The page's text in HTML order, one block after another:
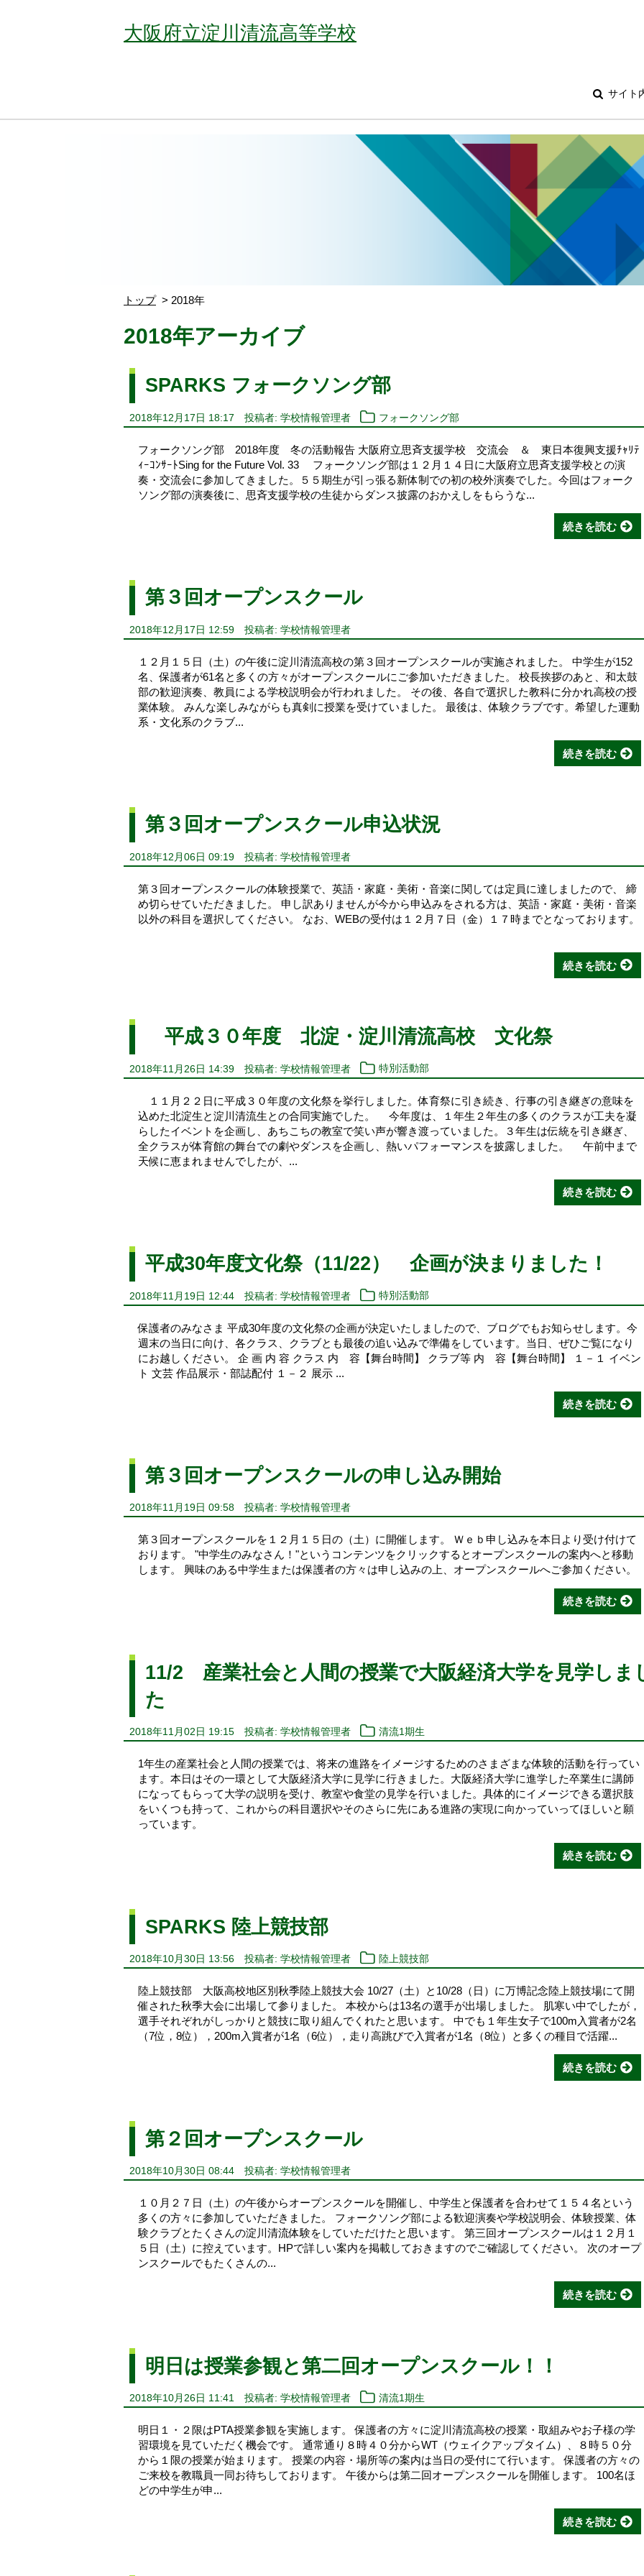
大阪府立淀川清流高等学校
サイト
トップ 2018年
2018年アーカイブ
SPARKS フォークソング部
2018年12月17日 18:17 投稿者: 学校情報管理者 フォークソング部
フォークソング部 2018年度 冬の活動報告 大阪府立思斉支援学校 交流会 ＆ 東日本復興支援ﾁｬﾘﾃ
ｨｰｺﾝｻｰﾄSing for the Future Vol. 33 フォークソング部は１２月１４日に大阪府立思斉支援学校との演
奏・交流会に参加してきました。５５期生が引っ張る新体制での初の校外演奏でした。今回はフォーク
ソング部の演奏後に、思斉支援学校の生徒からダンス披露のおかえしをもらうな...
続きを読む
第３回オープンスクール
2018年12月17日 12:59 投稿者: 学校情報管理者
１２月１５日（土）の午後に淀川清流高校の第３回オープンスクールが実施されました。 中学生が152
名、保護者が61名と多くの方々がオープンスクールにご参加いただきました。 校長挨拶のあと、和太鼓
部の歓迎演奏、教員による学校説明会が行われました。 その後、各自で選択した教科に分かれ高校の授
業体験。 みんな楽しみながらも真剣に授業を受けていました。 最後は、体験クラブです。希望した運動
系・文化系のクラブ...
続きを読む
第３回オープンスクール申込状況
2018年12月06日 09:19 投稿者: 学校情報管理者
第３回オープンスクールの体験授業で、英語・家庭・美術・音楽に関しては定員に達しましたので、 締
め切らせていただきました。 申し訳ありませんが今から申込みをされる方は、英語・家庭・美術・音楽
以外の科目を選択してください。 なお、WEBの受付は１２月７日（金）１７時までとなっております。
続きを読む
平成３０年度 北淀・淀川清流高校 文化祭
2018年11月26日 14:39 投稿者: 学校情報管理者 特別活動部
１１月２２日に平成３０年度の文化祭を挙行しました。体育祭に引き続き、行事の引き継ぎの意味を
込めた北淀生と淀川清流生との合同実施でした。 今年度は、１年生２年生の多くのクラスが工夫を凝
らしたイベントを企画し、あちこちの教室で笑い声が響き渡っていました。３年生は伝統を引き継ぎ、
全クラスが体育館の舞台での劇やダンスを企画し、熱いパフォーマンスを披露しました。 午前中まで
天候に恵まれませんでしたが、...
続きを読む
平成30年度文化祭（11/22） 企画が決まりました！
2018年11月19日 12:44 投稿者: 学校情報管理者 特別活動部
保護者のみなさま 平成30年度の文化祭の企画が決定いたしましたので、ブログでもお知らせします。今
週末の当日に向け、各クラス、クラブとも最後の追い込みで準備をしています。当日、ぜひご覧になり
にお越しください。 企 画 内 容 クラス 内 容【舞台時間】 クラブ等 内 容【舞台時間】 １－１ イベン
ト 文芸 作品展示・部誌配付 １－２ 展示 ...
続きを読む
第３回オープンスクールの申し込み開始
2018年11月19日 09:58 投稿者: 学校情報管理者
第３回オープンスクールを１２月１５日の（土）に開催します。 Ｗｅｂ申し込みを本日より受け付けて
おります。 "中学生のみなさん！"というコンテンツをクリックするとオープンスクールの案内へと移動
します。 興味のある中学生または保護者の方々は申し込みの上、オープンスクールへご参加ください。
続きを読む
11/2 産業社会と人間の授業で大阪経済大学を見学しま
た
2018年11月02日 19:15 投稿者: 学校情報管理者 清流1期生
1年生の産業社会と人間の授業では、将来の進路をイメージするためのさまざまな体験的活動を行ってい
ます。本日はその一環として大阪経済大学に見学に行きました。大阪経済大学に進学した卒業生に講師
になってもらって大学の説明を受け、教室や食堂の見学を行いました。具体的にイメージできる選択肢
をいくつも持って、これからの科目選択やそのさらに先にある進路の実現に向かっていってほしいと願
っています。
続きを読む
SPARKS 陸上競技部
2018年10月30日 13:56 投稿者: 学校情報管理者 陸上競技部
陸上競技部 大阪高校地区別秋季陸上競技大会 10/27（土）と10/28（日）に万博記念陸上競技場にて開
催された秋季大会に出場して参りました。 本校からは13名の選手が出場しました。 肌寒い中でしたが，
選手それぞれがしっかりと競技に取り組んでくれたと思います。 中でも１年生女子で100m入賞者が2名
（7位，8位），200m入賞者が1名（6位），走り高跳びで入賞者が1名（8位）と多くの種目で活躍...
続きを読む
第２回オープンスクール
2018年10月30日 08:44 投稿者: 学校情報管理者
１０月２７日（土）の午後からオープンスクールを開催し、中学生と保護者を合わせて１５４名という
多くの方々に参加していただきました。 フォークソング部による歓迎演奏や学校説明会、体験授業、体
験クラブとたくさんの淀川清流体験をしていただけたと思います。 第三回オープンスクールは１２月１
５日（土）に控えています。HPで詳しい案内を掲載しておきますのでご確認してください。 次のオープ
ンスクールでもたくさんの...
続きを読む
明日は授業参観と第二回オープンスクール！！
2018年10月26日 11:41 投稿者: 学校情報管理者 清流1期生
明日１・２限はPTA授業参観を実施します。 保護者の方々に淀川清流高校の授業・取組みやお子様の学
習環境を見ていただく機会です。 通常通り８時４０分からWT（ウェイクアップタイム）、８時５０分
から１限の授業が始まります。 授業の内容・場所等の案内は当日の受付にて行います。 保護者の方々の
ご来校を教職員一同お待ちしております。 午後からは第二回オープンスクールを開催します。 100名ほ
どの中学生が申...
続きを読む